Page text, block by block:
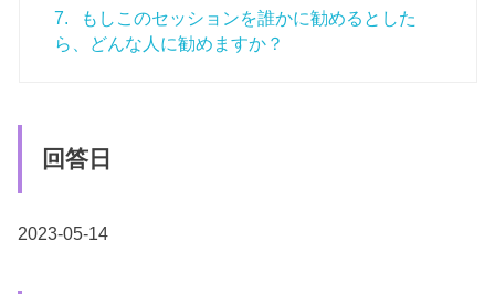
7.
もしこのセッションを誰かに勧めるとした
ら、どんな人に勧めますか？
回答日
2023-05-14